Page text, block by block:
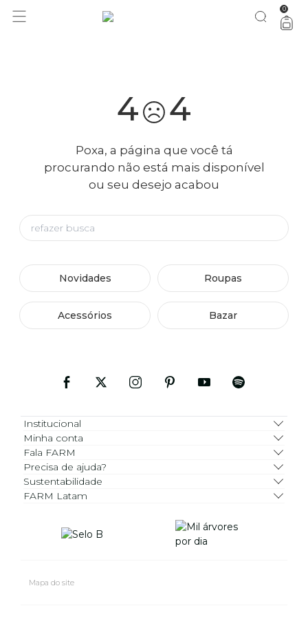
você merece 30% OFF pra comemorar com a gente aproveita! 0
4 4
Poxa, a página que você tá
procurando não está mais disponível
ou seu desejo acabou
Novidades Roupas
Acessórios Bazar
Institucional
Minha conta
Fala FARM
Precisa de ajuda?
Sustentabilidade
FARM Latam
Mapa do site